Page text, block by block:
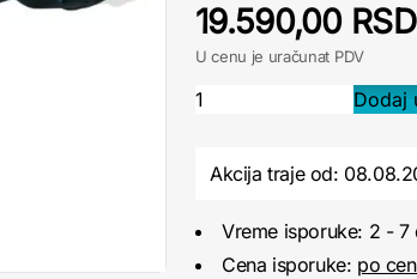
19.590,00 RSD
U cenu je uračunat PDV
Akcija traje od:
Vreme isporuke: 2 - 7
Cena isporuke: po